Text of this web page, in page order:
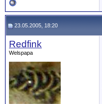
23.05.2005, 18:20
Redfink
Welspapa